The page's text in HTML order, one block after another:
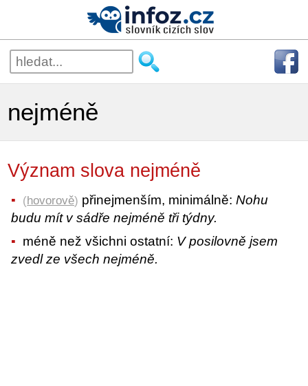
nejméně
Význam slova nejméně
(hovorově) přinejmenším, minimálně:Nohu
budu mít v sádře nejméně tři týdny.
méně než všichni ostatní: V posilovně jsem
zvedl ze všech nejméně.